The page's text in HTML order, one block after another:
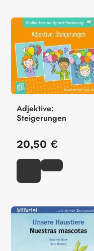
Adjektive:
Steigerungen
20,50 €